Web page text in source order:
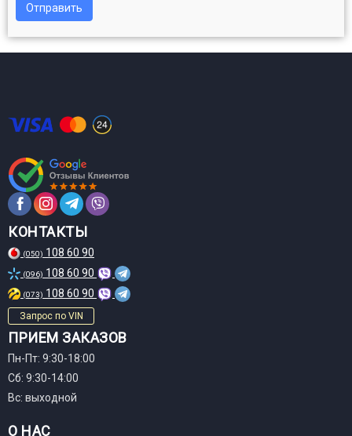
Отправить
КОНТАКТЫ
(050) 108 60 90
(096) 108 60 90
(073) 108 60 90
Запрос по VIN
ПРИЕМ ЗАКАЗОВ
Пн-Пт: 9:30-18:00
Сб: 9:30-14:00
Вс: выходной
О НАС